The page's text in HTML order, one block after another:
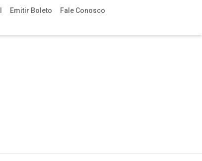
Emitir Boleto
Fale Conosco